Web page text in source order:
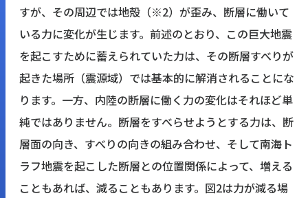
すが、その周辺では地殻（※2） が歪み、断層に働いて
いる力に変化が生じます。前述のとおり、この巨大地震
を起こすために蓄えられていた力は、その断層すべりが
起きた場所（震源域）では基本的に解消されることにな
ります。一方、内陸の断層に働く力の変化はそれほど単
純ではありません。断層をすべらせようとする力は、断
層面の向き、すべりの向きの組み合わせ、そして南海ト
ラフ地震を起こした断層との位置関係によって、増える
こともあれば、減ることもあります。図2は力が減る場